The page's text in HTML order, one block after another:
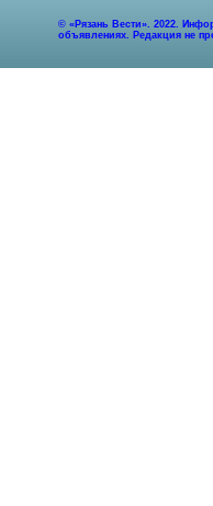
© «Рязань Вести». 2022.
объявлениях. Редакция не